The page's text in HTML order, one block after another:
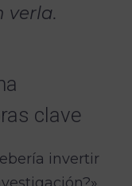
verla.
clave
invertir